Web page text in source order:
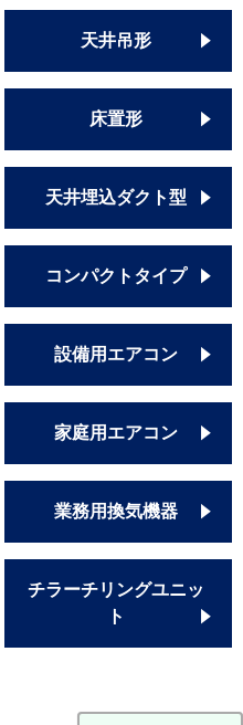
天井吊形
床置形
天井埋込ダクト型
コンパクトタイプ
設備用エアコン
家庭用エアコン
業務用換気機器
チラーチリングユニッ
ト